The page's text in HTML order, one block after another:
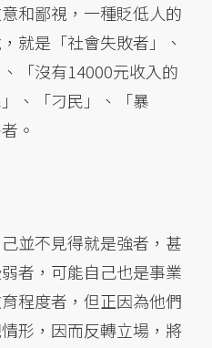
和鄙視，一種貶低人的
就是「社會失敗者」、
「沒有14000元收入的
、「刁民」、「暴
。
並不見得就是強者，甚
者，可能自己也是事業
程度者，但正因為他們
形，因而反轉立場，將